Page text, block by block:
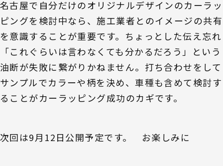
名古屋で自分だけのオリジナルデザインのカーラッ
ピングを検討中なら、施工業者とのイメージの共有
を意識することが重要です。ちょっとした伝え忘れ
「これぐらいは言わなくても分かるだろう」という
油断が失敗に繋がりかねません。打ち合わせをして
サンプルでカラーや柄を決め、車種も含めて検討す
ることがカーラッピング成功のカギです。
次回は9月12日公開予定です。 お楽しみに